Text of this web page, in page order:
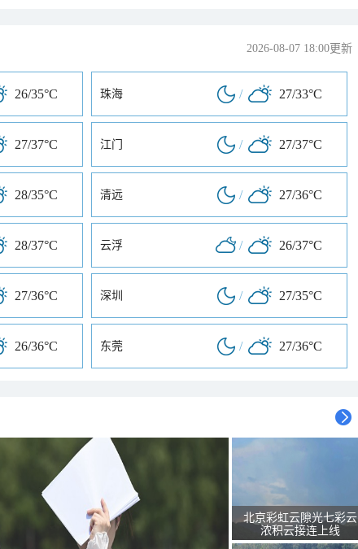
2026-08-07 18:00更新
26/35°C 珠海 / 27/33°C
27/37°C 江门 / 27/37°C
28/35°C 清远 / 27/36°C
28/37°C 云浮 / 26/37°C
27/36°C 深圳 / 27/35°C
26/36°C 东莞 / 27/36°C
北京彩虹云隙光七彩云
浓积云接连上线